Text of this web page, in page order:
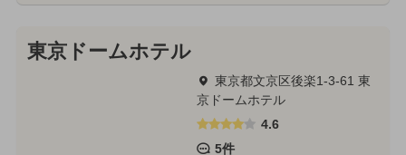
東京ドームホテル
東京都文京区後楽1-3-61 東
京ドームホテル
4.6
5件